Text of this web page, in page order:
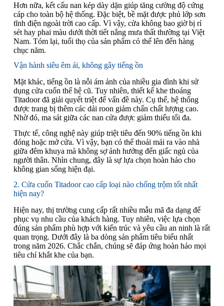
Hơn nữa, kết cấu nan kép dày dặn giúp tăng cường độ cứng
cáp cho toàn bộ hệ thống. Đặc biệt, bề mặt được phủ lớp sơn
tĩnh điện ngoài trời cao cấp. Vì vậy, cửa không bao giờ bị rỉ
sét hay phai màu dưới thời tiết nắng mưa thất thường tại Việt
Nam. Tóm lại, tuổi thọ của sản phẩm có thể lên đến hàng
chục năm.
Vận hành siêu êm ái, không gây tiếng ồn
Mặt khác, tiếng ồn là nỗi ám ảnh của nhiều gia đình khi sử
dụng cửa cuốn thế hệ cũ. Tuy nhiên, thiết kế khe thoáng
Titadoor đã giải quyết triệt để vấn đề này. Cụ thể, hệ thống
được trang bị thêm các dải roon giảm chấn chất lượng cao.
Nhờ đó, ma sát giữa các nan cửa được giảm thiểu tối đa.
Thực tế, công nghệ này giúp triệt tiêu đến 90% tiếng ồn khi
đóng hoặc mở cửa. Vì vậy, bạn có thể thoải mái ra vào nhà
giữa đêm khuya mà không sợ ảnh hưởng đến giấc ngủ của
người thân. Nhìn chung, đây là sự lựa chọn hoàn hảo cho
không gian sống hiện đại.
2. Cửa cuốn Titadoor cao cấp loại nào chống trộm tốt nhất
hiện nay?
Hiện nay, thị trường cung cấp rất nhiều mẫu mã đa dạng để
phục vụ nhu cầu của khách hàng. Tuy nhiên, việc lựa chọn
đúng sản phẩm phù hợp với kiến trúc và yêu cầu an ninh là rất
quan trọng. Dưới đây là ba dòng sản phẩm tiêu biểu nhất
trong năm 2026. Chắc chắn, chúng sẽ đáp ứng hoàn hảo mọi
tiêu chí khắt khe của bạn.